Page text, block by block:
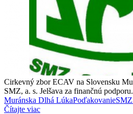
Cirkevný zbor ECAV na Slovensku
SMZ, a. s. Jelšava za finančnú podporu.
Muránska Dlhá LúkaPoďakovanieSMZ
Čítajte viac